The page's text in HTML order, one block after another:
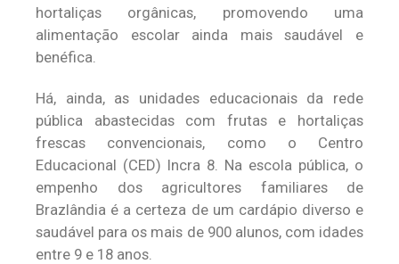
hortaliças orgânicas, promovendo uma
alimentação escolar ainda mais saudável e
benéfica.
Há, ainda, as unidades educacionais da rede
pública abastecidas com frutas e hortaliças
frescas convencionais, como o Centro
Educacional (CED) Incra 8. Na escola pública, o
empenho dos agricultores familiares de
Brazlândia é a certeza de um cardápio diverso e
saudável para os mais de 900 alunos, com idades
entre 9 e 18 anos.